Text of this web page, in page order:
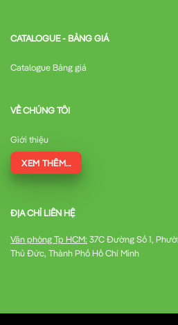
CATALOGUE - BẢNG GIÁ
Catalogue Bảng giá
VỀ CHÚNG TÔI
Giới thiệu
XEM THÊM...
ĐỊA CHỈ LIÊN HỆ
Văn phòng Tp HCM: 37C Đường Số 1,
Thủ Đức, Thành Phố Hồ Chí Minh